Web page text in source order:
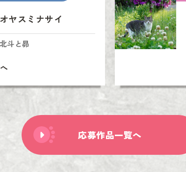
オヤスミナサイ
北斗と昴
応募作品一覧へ